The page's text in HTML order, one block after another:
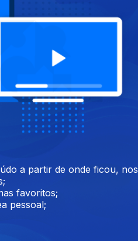
Verde),
da PRM"
Tomé e Principe)
a partir de onde ficou, nos
favoritos;
pessoal;